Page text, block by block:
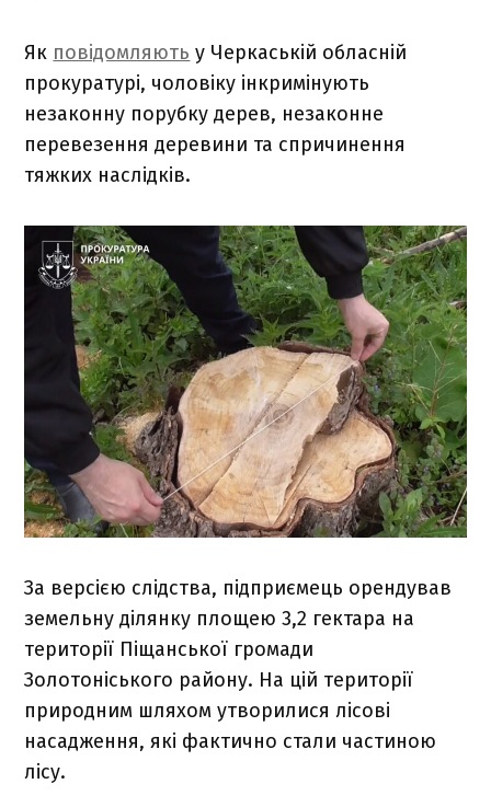
Як повідомляють у Черкаській обласній
прокуратурі, чоловіку інкримінують
незаконну порубку дерев, незаконне
перевезення деревини та спричинення
тяжких наслідків.
За версією слідства, підприємець орендував
земельну ділянку площею 3,2 гектара на
території Піщанської громади
Золотоніського району. На цій території
природним шляхом утворилися лісові
насадження, які фактично стали частиною
лісу.